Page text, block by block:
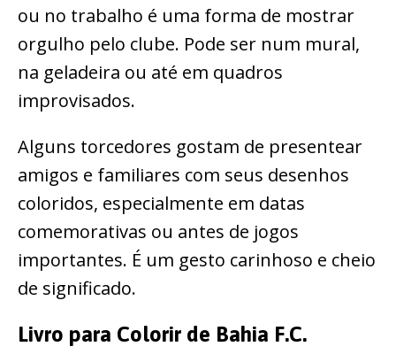
ou no trabalho é uma forma de mostrar
orgulho pelo clube. Pode ser num mural,
na geladeira ou até em quadros
improvisados.
Alguns torcedores gostam de presentear
amigos e familiares com seus desenhos
coloridos, especialmente em datas
comemorativas ou antes de jogos
importantes. É um gesto carinhoso e cheio
de significado.
Livro para Colorir de Bahia F.C.